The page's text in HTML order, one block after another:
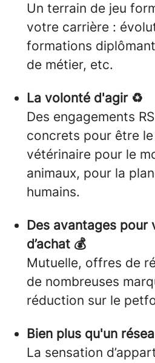
Un terrain de jeu
votre carrière :
formations
de métier, etc.
La volonté d'agir ♻️
Des engagements
concrets pour être
vétérinaire pour le
animaux, pour la
humains.
Des avantages
d’achat 💰
Mutuelle, offres de
de nombreuses
réduction sur le
Bien plus qu'un
La sensation